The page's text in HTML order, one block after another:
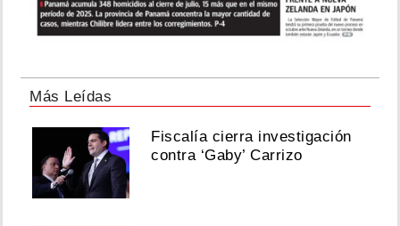
Más Leídas
Fiscalía cierra investigación
contra ‘Gaby’ Carrizo